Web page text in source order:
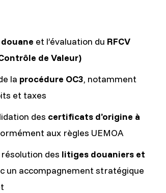
et l’évaluation du RFCV
de Valeur)
la procédure OC3, notamment
et taxes
des certificats d’origine à
aux règles UEMOA
des litiges douaniers et
un accompagnement stratégique